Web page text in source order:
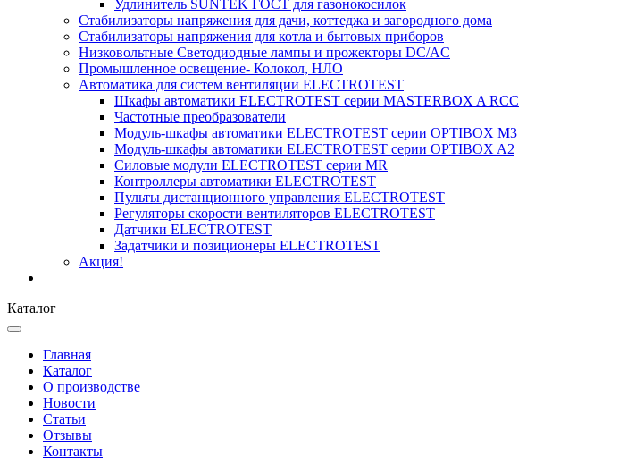
Удлинитель SUNTEK ГОСТ для газонокосилок
Стабилизаторы напряжения для дачи, коттеджа и загородного дома
Стабилизаторы напряжения для котла и бытовых приборов
Низковольтные Светодиодные лампы и прожекторы DC/AC
Промышленное освещение- Колокол, НЛО
Автоматика для систем вентиляции ELECTROTEST
Шкафы автоматики ELECTROTEST серии MASTERBOX A RCC
Частотные преобразователи
Модуль-шкафы автоматики ELECTROTEST серии OPTIBOX M3
Модуль-шкафы автоматики ELECTROTEST серии OPTIBOX A2
Силовые модули ELECTROTEST серии MR
Контроллеры автоматики ELECTROTEST
Пульты дистанционного управления ELECTROTEST
Регуляторы скорости вентиляторов ELECTROTEST
Датчики ELECTROTEST
Задатчики и позиционеры ELECTROTEST
Акция!
Каталог
Главная
Каталог
О производстве
Новости
Статьи
Отзывы
Контакты